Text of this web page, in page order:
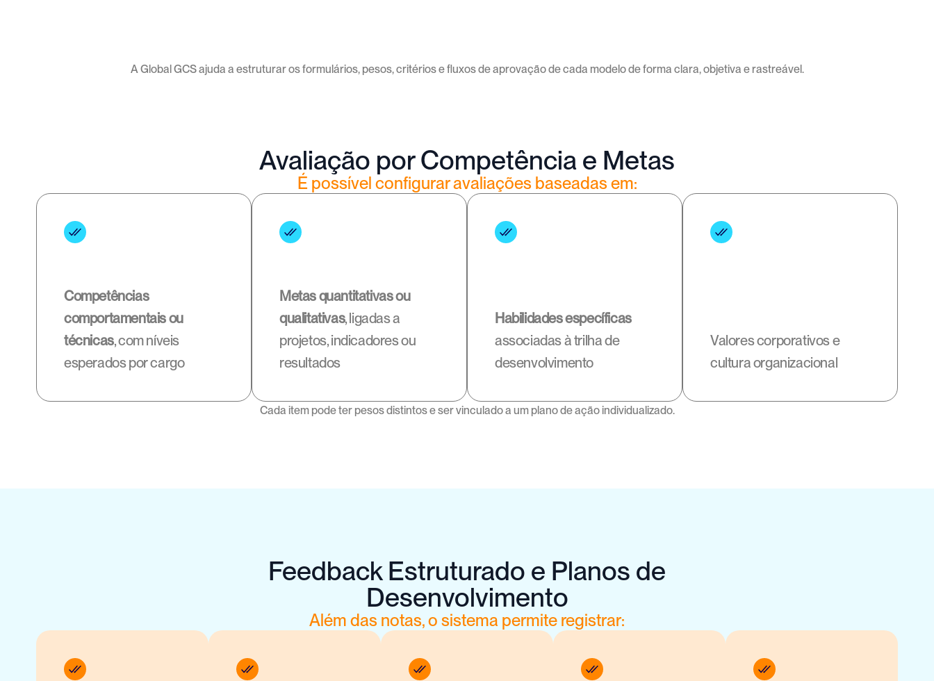
A Global GCS ajuda a estruturar os formulários, pesos, critérios e fluxos de aprovação de cada modelo de forma clara, objetiva e rastreável.
Avaliação por Competência e Metas
É possível configurar avaliações baseadas em:
Competências
comportamentais ou
técnicas, com níveis
esperados por cargo
Metas quantitativas ou
qualitativas, ligadas a
projetos, indicadores ou
resultados
Habilidades específicas
associadas à trilha de
desenvolvimento
Valores corporativos e
cultura organizacional
Cada item pode ter pesos distintos e ser vinculado a um plano de ação individualizado.
Feedback Estruturado e Planos de
Desenvolvimento
Além das notas, o sistema permite registrar: